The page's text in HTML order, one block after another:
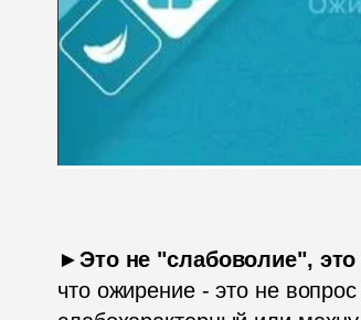
►Это не "слабоволие",
что ожирение - это не